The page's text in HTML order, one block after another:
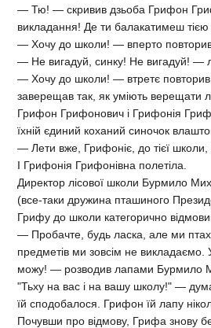
— Тю! — скривив дзьоба Грифон
викладання! Де ти балакатимеш
— Хочу до школи! — вперто
— Не вигадуй, синку! Не вигадуй! —
— Хочу до школи! — втретє повторив
заверещав так, як уміють верещати
Грифон Грифонович і Грифонія
їхній єдиний коханий синочок
— Лети вже, Грифоніє, до тієї
І Грифонія Грифонівна полетіла.
Директор лісової школи Бурмило
(все-таки дружина пташиного
Грифу до школи категорично
— Пробачте, будь ласка, але ми
предметів ми зовсім не
можу! — розводив лапами Бурмило
"Тьху на вас і на вашу школу!" —
їй сподобалося. Грифон їй лапу
Почувши про відмову, Грифа знову